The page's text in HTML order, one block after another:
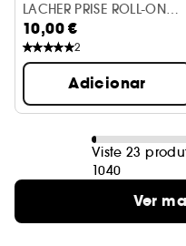
LACHER PRISE ROLL-ON
10ML
10,00 €
2
Adicionar
Viste 23
1040
Ver